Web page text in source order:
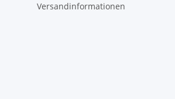
Versandinformationen